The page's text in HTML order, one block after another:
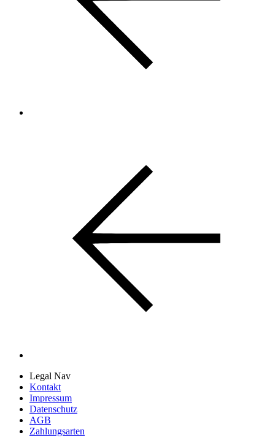
Legal Nav
Kontakt
Impressum
Datenschutz
AGB
Zahlungsarten